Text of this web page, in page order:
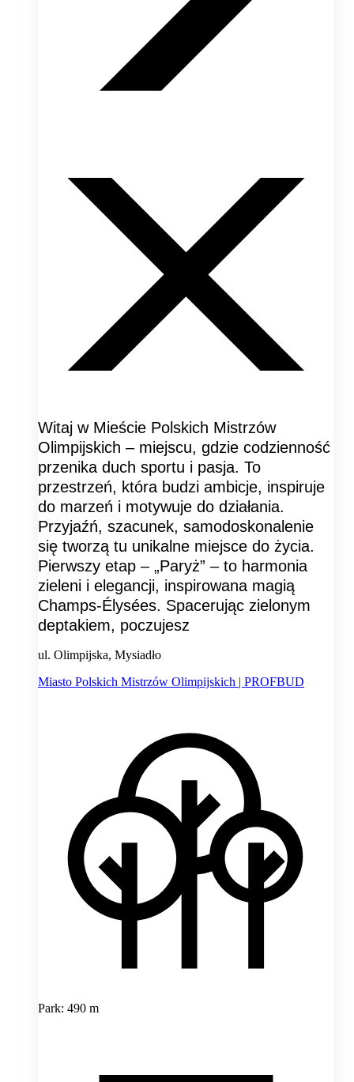
Witaj w Mieście Polskich Mistrzów
Olimpijskich – miejscu, gdzie codzienność
przenika duch sportu i pasja. To
przestrzeń, która budzi ambicje, inspiruje
do marzeń i motywuje do działania.
Przyjaźń, szacunek, samodoskonalenie
się tworzą tu unikalne miejsce do życia.
Pierwszy etap – „Paryż” – to harmonia
zieleni i elegancji, inspirowana magią
Champs-Élysées. Spacerując zielonym
deptakiem, poczujesz
ul. Olimpijska, Mysiadło
Miasto Polskich Mistrzów Olimpijskich | PROFBUD
Park: 490 m